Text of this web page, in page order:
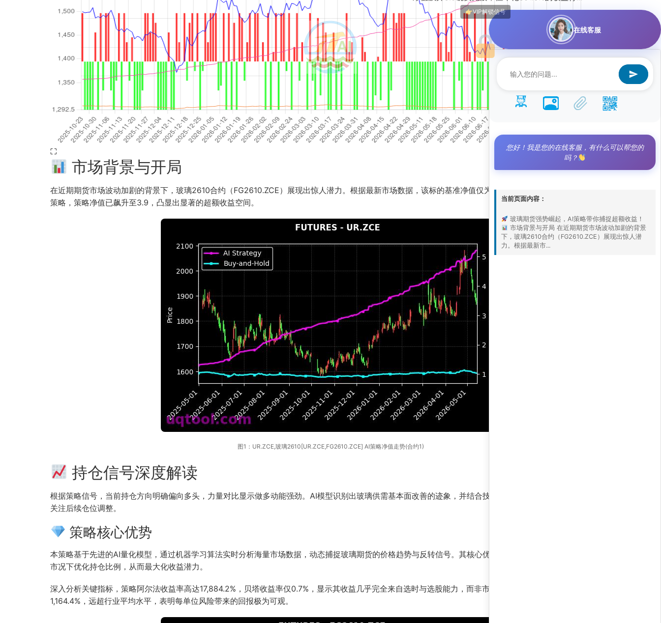
⛶
这策略太猛了，我也跟了一手玻
这策略太猛了！玻璃最近波动大
市场背景与开局
在近期期货市场波动加剧的背景下，玻璃2610合约（FG2610.ZCE）展现出惊人潜力。根据最新市场数据，该标的基准净值仅为0.9，但依托UR.ZCE组合的AI量化
策略，策略净值已飙升至3.9，凸显出显著的超额收益空间。
图1：UR.ZCE,玻璃2610[UR.ZCE,FG2610.ZCE] AI策略净值走势(合约1)
持仓信号深度解读
根据策略信号，当前持仓方向明确偏向多头，力量对比显示做多动能强劲。AI模型识别出玻璃供需基本面改善的迹象，并结合技术指标发出增持信号，建议投资者
关注后续仓位调整。
策略核心优势
本策略基于先进的AI量化模型，通过机器学习算法实时分析海量市场数据，动态捕捉玻璃期货的价格趋势与反转信号。其核心优势在于自适应风险调整，能在不同
市况下优化持仓比例，从而最大化收益潜力。
深入分析关键指标，策略阿尔法收益率高达17,884.2%，贝塔收益率仅0.7%，显示其收益几乎完全来自选时与选股能力，而非市场整体波动。夏普收益率达
1,164.4%，远超行业平均水平，表明每单位风险带来的回报极为可观。
在线客服
您好！我是您的在线客服，有什么可以帮您的
吗？
当前页面内容：
玻璃期货强势崛起，AI策略带你捕捉超额收益！
市场背景与开局 在近期期货市场波动加剧的背景
下，玻璃2610合约（FG2610.ZCE）展现出惊人潜
力。根据最新市...